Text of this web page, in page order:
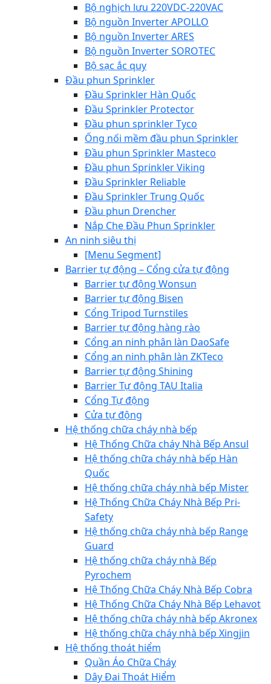
Bộ nghịch lưu 220VDC-220VAC
Bộ nguồn Inverter APOLLO
Bộ nguồn Inverter ARES
Bộ nguồn Inverter SOROTEC
Bộ sạc ắc quy
Đầu phun Sprinkler
Đầu Sprinkler Hàn Quốc
Đầu Sprinkler Protector
Đầu phun sprinkler Tyco
Ống nối mềm đầu phun Sprinkler
Đầu phun Sprinkler Masteco
Đầu phun Sprinkler Viking
Đầu Sprinkler Reliable
Đầu Sprinkler Trung Quốc
Đầu phun Drencher
Nắp Che Đầu Phun Sprinkler
An ninh siêu thị
[Menu Segment]
Barrier tự động – Cổng cửa tự động
Barrier tự động Wonsun
Barrier tự động Bisen
Cổng Tripod Turnstiles
Barrier tự động hàng rào
Cổng an ninh phân làn DaoSafe
Cổng an ninh phân làn ZKTeco
Barrier tự động Shining
Barrier Tự động TAU Italia
Cổng Tự động
Cửa tự động
Hệ thống chữa cháy nhà bếp
Hệ Thống Chữa cháy Nhà Bếp Ansul
Hệ thống chữa cháy nhà bếp Hàn
Quốc
Hệ thống chữa cháy nhà bếp Mister
Hệ Thống Chữa Cháy Nhà Bếp Pri-
Safety
Hệ thống chữa cháy nhà bếp Range
Guard
Hệ thống chữa cháy nhà Bếp
Pyrochem
Hệ Thống Chữa Cháy Nhà Bếp Cobra
Hệ Thống Chữa Cháy Nhà Bếp Lehavot
Hệ thống chữa cháy nhà bếp Akronex
Hệ thống chữa cháy nhà bếp Xingjin
Hệ thống thoát hiểm
Quần Áo Chữa Cháy
Dây Đai Thoát Hiểm